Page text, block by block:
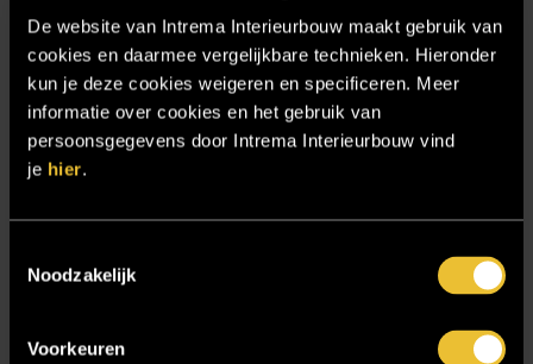
De website van Intrema Interieurbouw maakt gebruik van
cookies en daarmee vergelijkbare technieken. Hieronder
kun je deze cookies weigeren en specificeren. Meer
informatie over cookies en het gebruik van
persoonsgegevens door Intrema Interieurbouw vind
je hier.
Noodzakelijk
Voorkeuren
Showroom
SIDN
Trebbe MiddenWest
TV lift
Twentsch Hooratelier
Vacature Allround monteur interieurbouwer